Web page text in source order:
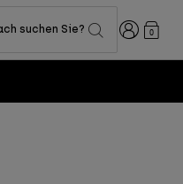
suchen Sie? Anmelden
0